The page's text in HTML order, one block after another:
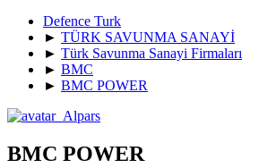
Defence Turk
► TÜRK SAVUNMA SANAYİ
► Türk Savunma Sanayi Firmaları
► BMC
► BMC POWER
BMC POWER